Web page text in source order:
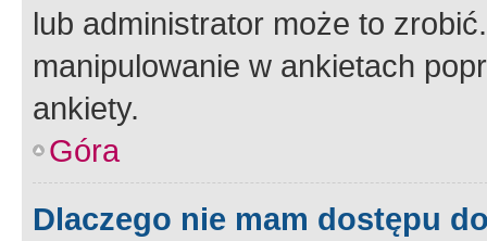
lub administrator może to
manipulowanie w ankietach
ankiety.
Góra
Dlaczego nie mam dostępu